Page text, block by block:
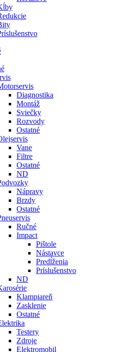
Diagnostika
Montáž
Sviečky
Rozvody
Ostatné
Vane
Filtre
Ostatné
ND
Nápravy
Brzdy
Ostatné
Ručné
Impact
Pištole
Nástavce
Predĺženia
Príslušenstvo
ND
Klampiareň
Zasklenie
Ostatné
Testery
Zdroje
Elektromobil